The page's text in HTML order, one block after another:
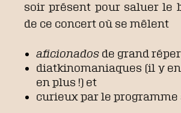
soir présent pour saluer le
de ce concert où se mêlent
aficionados de grand
diatkinomaniaques (il y
en plus !) et
curieux par le programme